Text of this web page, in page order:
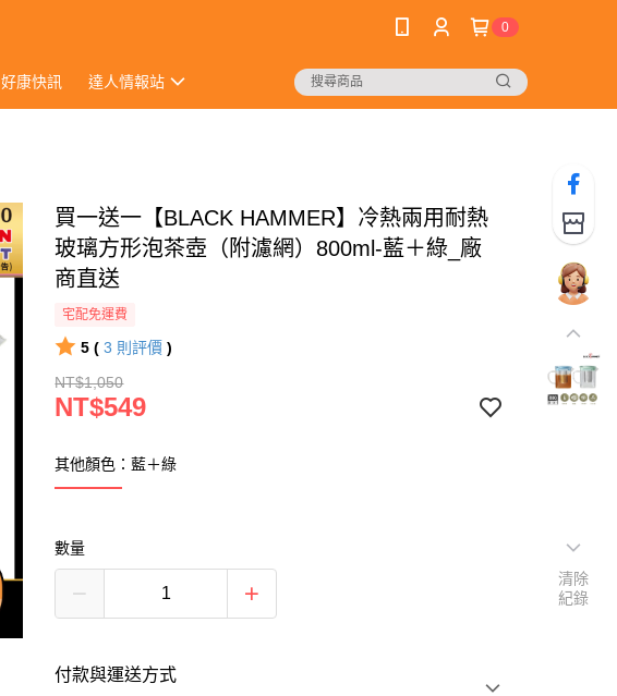
0
好康快訊 達人情報站
買一送一【BLACK HAMMER】冷熱兩用耐熱
玻璃方形泡茶壺（附濾網）800ml-藍＋綠_廠
商直送
宅配免運費
5 ( 3 則評價 )
NT$1,050
NT$549
其他顏色：藍＋綠
數量
付款與運送方式
清除
紀錄